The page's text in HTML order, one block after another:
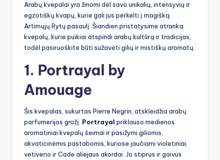
Arabų kvepalai yra žinomi dėl savo unikalių, intensyvių ir
egzotiškų kvapų, kurie gali jus perkelti į magišką
Artimųjų Rytų pasaulį. Šiandien pristatysime atranką
kvepalų, kurie puikiai atspindi arabų kultūrą ir tradicijas,
todėl pasiruoškite būti sužavėti gilių ir mistiškų aromatų.
1. Portrayal by
Amouage
Šis kvepalas, sukurtas Pierre Negrin, atskleidžia arabų
parfumerijos grožį. Portrayal priklauso medienos
aromatiniai kvepalų šeimai ir pasižymi giliomis,
akvaticinėmis pastabomis, kuriose jaučiami violetiniai,
vetiverio ir Cade aliejaus akordai. Jo stiprus ir gaivus